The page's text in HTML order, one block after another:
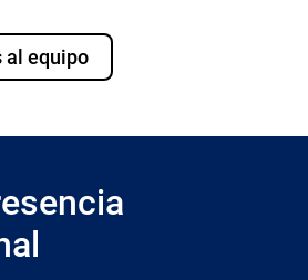
al equipo